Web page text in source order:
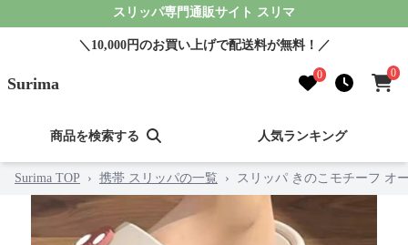
スリッパ専門通販サイト スリマ
＼10,000円のお買い上げで配送料が無料！／
Surima 0 0
商品を検索する 人気ランキング
Surima TOP › 携帯 スリッパの一覧 › スリッパ きのこモチーフ オ